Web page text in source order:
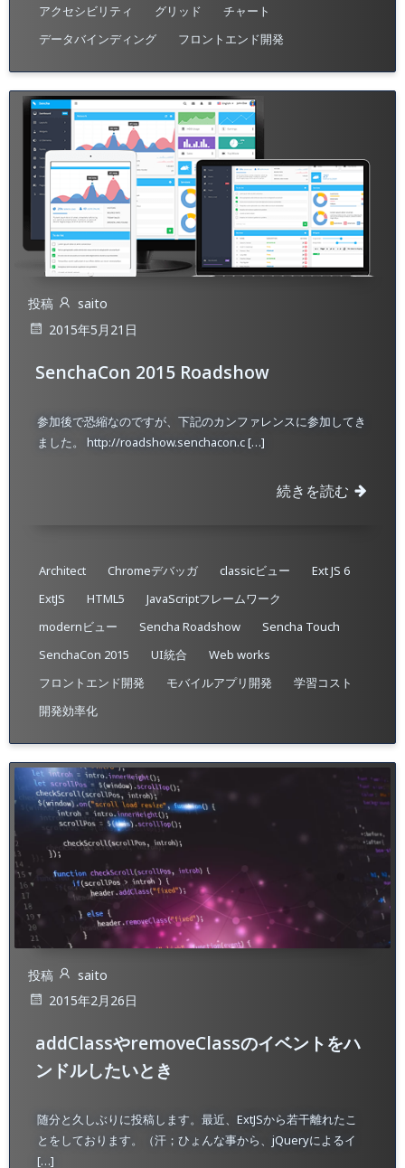
アクセシビリティ グリッド
チャート
データバインディング
フロントエンド開発
投稿
saito
2015年5月21日
SenchaCon 2015 Roadshow
参加後で恐縮なのですが、下記のカンファレンスに参加してき
ました。 http://roadshow.senchacon.c […]
続きを読む
Architect Chromeデバッガ classicビュー
Ext JS 6
ExtJS
HTML5
JavaScriptフレームワーク
modernビュー
Sencha Roadshow
Sencha Touch
SenchaCon 2015
UI統合
Web works
フロントエンド開発
モバイルアプリ開発
学習コスト
開発効率化
投稿
saito
2015年2月26日
addClassやremoveClassのイベントをハ
ンドルしたいとき
随分と久しぶりに投稿します。最近、ExtJSから若干離れたこ
とをしております。（汗；ひょんな事から、jQueryによるイ
[…]